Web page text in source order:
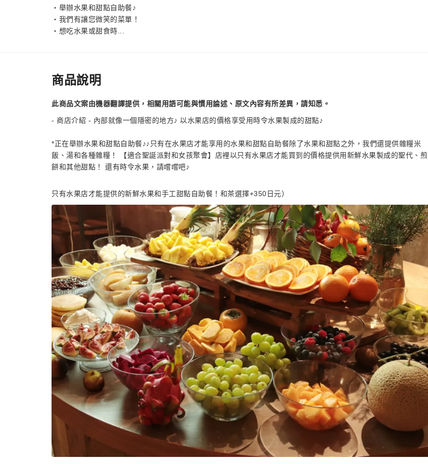
・舉辦水果和甜點自助餐♪
・我們有讓您微笑的菜單！
・想吃水果或甜食時...
商品說明
此商品文案由機器翻譯提供，相關用語可能與慣用論述、原文內容有所差異，請知悉。
- 商店介紹 - 內部就像一個隱密的地方♪ 以水果店的價格享受用時令水果製成的甜點♪
*正在舉辦水果和甜點自助餐♪♪只有在水果店才能享用的水果和甜點自助餐除了水果和甜點之外，我們還提供雜糧米
飯、湯和各種雜糧！ 【適合聖誕派對和女孩聚會】店裡以只有水果店才能買到的價格提供用新鮮水果製成的聖代、煎
餅和其他甜點！ 還有時令水果，請嚐嚐吧♪
只有水果店才能提供的新鮮水果和手工甜點自助餐！和茶選擇+350日元）